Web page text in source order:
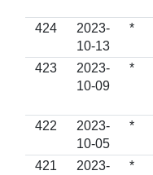
424
2023-
10-13
*
423
2023-
10-09
*
422
2023-
10-05
*
421
2023-
*